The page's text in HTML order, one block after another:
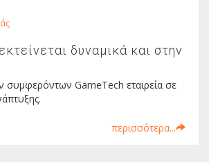
δυναμικά και στην
συμφερόντων GameTech εταιρεία σε
περισσότερα...